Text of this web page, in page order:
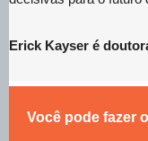
Erick Kayser é
Você pode fazer